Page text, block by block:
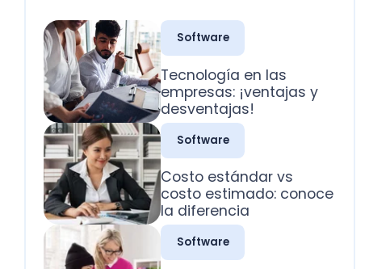
empresas: ¡ventajas y
desventajas!
Software
Costo estándar vs
costo estimado: conoce
la diferencia
Software
Sistemas Nubox: 15
formas en cómo
pueden potenciar tu
negocio
Software